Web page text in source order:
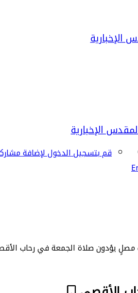
قم بتسجيل الدخول لإضافة